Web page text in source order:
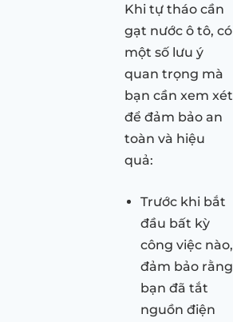
Khi tự tháo cần
gạt nước ô tô, có
một số lưu ý
quan trọng mà
bạn cần xem xét
để đảm bảo an
toàn và hiệu
quả:
Trước khi bắt
đầu bất kỳ
công việc nào,
đảm bảo rằng
bạn đã tắt
nguồn điện